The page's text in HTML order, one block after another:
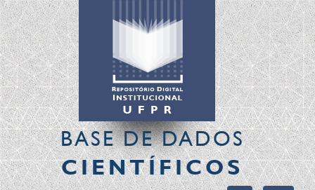
BASE DE DADOS
CIENTÍFICOS